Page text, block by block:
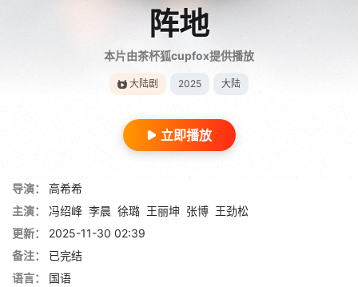
阵地
本片由茶杯狐cupfox提供播放
大陆剧 2025 大陆
立即播放
导演：
高希希
主演：
冯绍峰 李晨 徐璐 王丽坤 张博 王劲松
更新：
2025-11-30 02:39
备注：
已完结
语言：
国语